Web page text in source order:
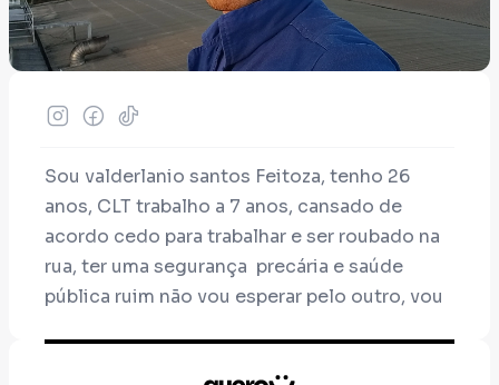
Sou valderlanio santos Feitoza, tenho 26
anos, CLT trabalho a 7 anos, cansado de
acordo cedo para trabalhar e ser roubado na
rua, ter uma segurança precária e saúde
pública ruim não vou esperar pelo outro, vou